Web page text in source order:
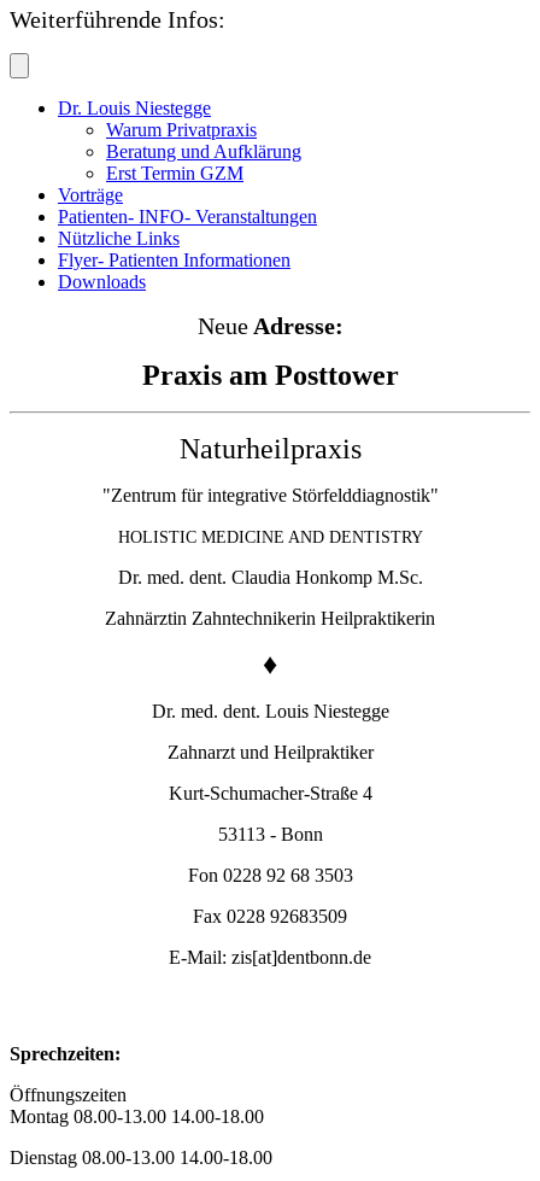
Weiterführende Infos:
Dr. Louis Niestegge
Warum Privatpraxis
Beratung und Aufklärung
Erst Termin GZM
Vorträge
Patienten- INFO- Veranstaltungen
Nützliche Links
Flyer- Patienten Informationen
Downloads
NeueAdresse:
Praxis am Posttower
Naturheilpraxis
"Zentrum für integrative Störfelddiagnostik"
HOLISTIC MEDICINE AND DENTISTRY
Dr. med. dent. Claudia Honkomp M.Sc.
Zahnärztin Zahntechnikerin Heilpraktikerin
♦
Dr. med. dent. Louis Niestegge
Zahnarzt und Heilpraktiker
Kurt-Schumacher-Straße 4
53113 - Bonn
Fon 0228 92 68 3503
Fax 0228 92683509
E-Mail: zis[at]dentbonn.de
Sprechzeiten:
Öffnungszeiten
Montag 08.00-13.00 14.00-18.00
Dienstag 08.00-13.00 14.00-18.00